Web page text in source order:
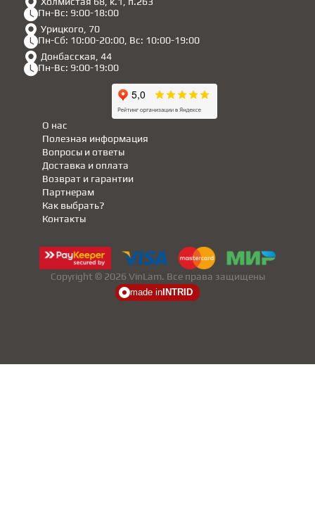
Пн-Вс: 9:00-18:00
Урицкого, 70
Пн-Сб: 10:00-20:00, Вс: 10:00-19:00
Донбасская, 44
Пн-Вс: 9:00-19:00
Полезная информация
Партнерам
Вопросы и ответы
Доставка и оплата
Возврат и гарантии
Как выбрать?
О нас
Контакты
Copyright © 2026 VinLam. Все права защищены
made in INTRID